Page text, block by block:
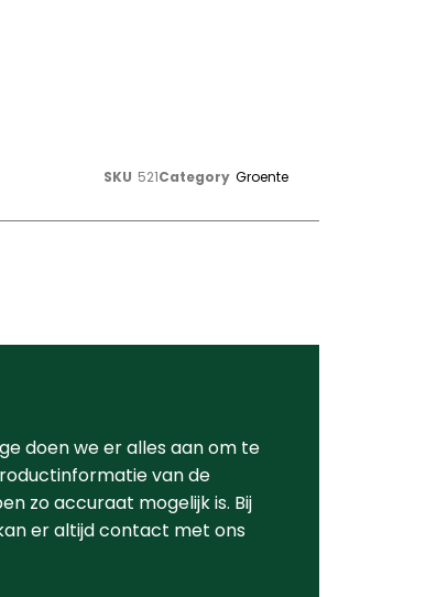
SKU 521Category Groente
doen we er alles aan om te
van de
zo accuraat mogelijk is. Bij
er altijd contact met ons